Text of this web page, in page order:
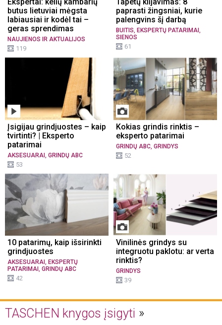
butus lietuviai mėgsta
labiausiai ir kodėl tai –
geras sprendimas
NAUJIENOS IR AKTUALIJOS
119
paprasti žingsniai, kurie
palengvins šį darbą
BUITIS, EKSPERTŲ PATARIMAI ,
SIENOS
61
Įsigijau grindjuostes – kaip
tvirtinti? | Eksperto
patarimai
AKSESUARAI GRINDŲ ABC
53
Kokias grindis rinktis –
eksperto patarimai
GRINDŲ ABC GRINDYS
52
10 patarimų, kaip išsirinkti
grindjuostes
AKSESUARAI
EKSPERTŲ
PATARIMAI
GRINDŲ ABC
42
Vinilinės grindys su
integruotu paklotu: ar verta
rinktis?
GRINDYS
39
TASCHEN knygos įsigyti